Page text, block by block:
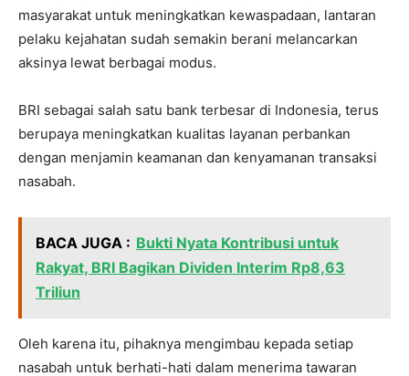
masyarakat untuk meningkatkan kewaspadaan, lantaran
pelaku kejahatan sudah semakin berani melancarkan
aksinya lewat berbagai modus.
BRI sebagai salah satu bank terbesar di Indonesia, terus
berupaya meningkatkan kualitas layanan perbankan
dengan menjamin keamanan dan kenyamanan transaksi
nasabah.
BACA JUGA : Bukti Nyata Kontribusi untuk
Rakyat, BRI Bagikan Dividen Interim Rp8,63
Triliun
Oleh karena itu, pihaknya mengimbau kepada setiap
nasabah untuk berhati-hati dalam menerima tawaran